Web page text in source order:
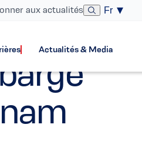
aux actualités Fr
Actualités & Media